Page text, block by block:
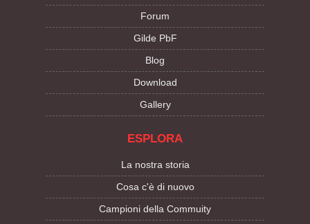
Forum
Gilde PbF
Blog
Download
Gallery
ESPLORA
La nostra storia
Cosa c'è di nuovo
Campioni della Commuity